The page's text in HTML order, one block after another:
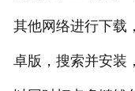
其他网络进行下载
卓版，搜索并安装